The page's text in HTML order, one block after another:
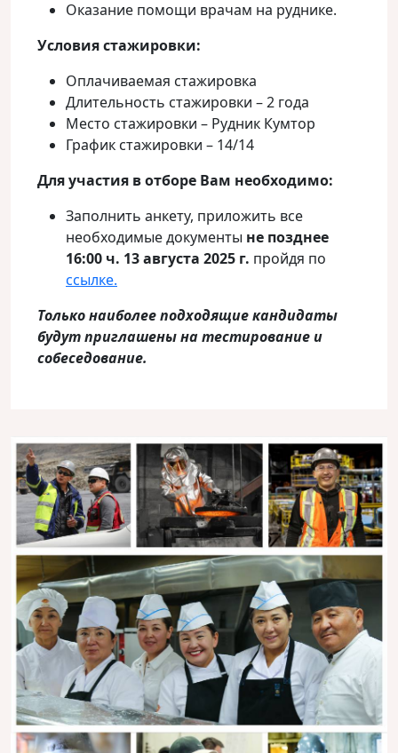
Оказание помощи врачам на руднике.
Условия стажировки:
Оплачиваемая стажировка
Длительность стажировки – 2 года
Место стажировки – Рудник Кумтор
График стажировки – 14/14
Для участия в отборе Вам необходимо:
Заполнить анкету, приложить все
необходимые документы не позднее
16:00 ч. 13 августа 2025 г. пройдя по
ссылке.
Только наиболее подходящие кандидаты
будут приглашены на тестирование и
собеседование.